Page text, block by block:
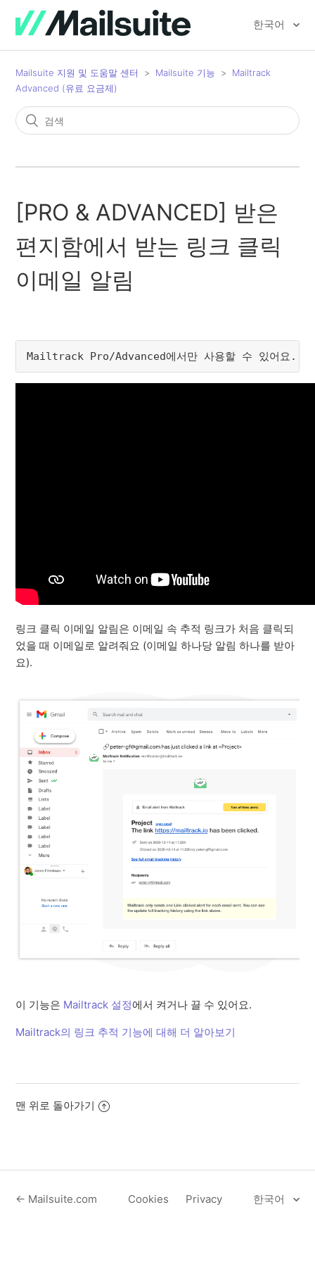
한국어
Mailsuite 지원 및 도움말 센터 Mailsuite 기능
Mailtrack
Advanced (유료 요금제)
[PRO & ADVANCED] 받은
편지함에서 받는 링크 클릭
이메일 알림
Mailtrack Pro/Advanced에서만 사용할 수 있어요.
링크 클릭 이메일 알림은 이메일 속 추적 링크가 처음 클릭되
었을 때 이메일로 알려줘요 (이메일 하나당 알림 하나를 받아
요).
이 기능은 Mailtrack 설정에서 켜거나 끌 수 있어요.
Mailtrack의 링크 추적 기능에 대해 더 알아보기
맨 위로 돌아가기
← Mailsuite.com Cookies Privacy 한국어